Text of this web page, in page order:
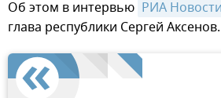
Об этом в интервью РИА
глава республики Сергей Аксенов.